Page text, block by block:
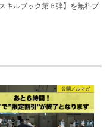
キルブック第６弾】を無料プ
公開メルマガ